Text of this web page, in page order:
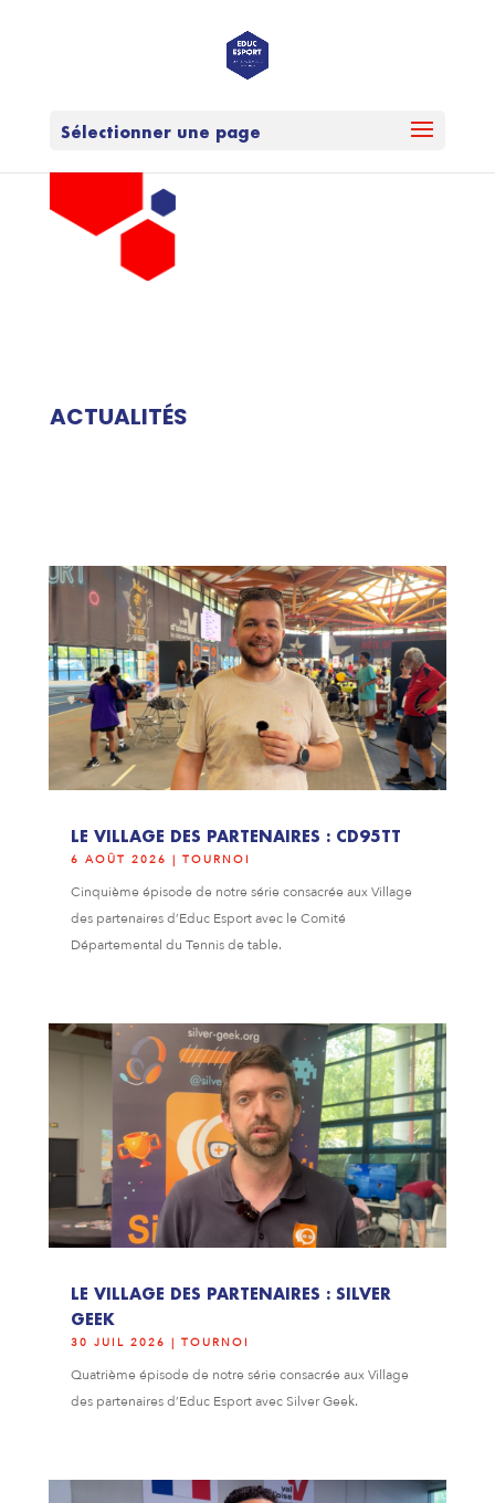
Sélectionner une page
ACTUALITÉS
LE VILLAGE DES PARTENAIRES : CD95TT
6 AOÛT 2026 | TOURNOI
Cinquième épisode de notre série consacrée aux Village
des partenaires d’Educ Esport avec le Comité
Départemental du Tennis de table.
LE VILLAGE DES PARTENAIRES : SILVER
GEEK
30 JUIL 2026 | TOURNOI
Quatrième épisode de notre série consacrée aux Village
des partenaires d’Educ Esport avec Silver Geek.